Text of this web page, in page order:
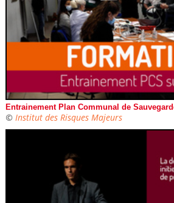
Entrainement Plan Communal de
© Institut des Risques Majeurs